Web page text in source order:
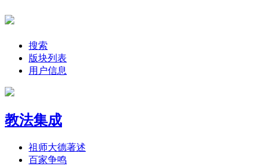
搜索
版块列表
用户信息
教法集成
祖师大德著述
百家争鸣